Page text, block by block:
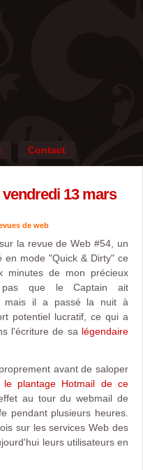
Contact
13 mars
de web
la revue de Web #54, un
en mode "Quick & Dirty" ce
minutes de mon précieux
pas que le Captain ait
mais il a passé la nuit à
potentiel lucratif, ce qui a
l'écriture de sa légendaire
avant de saloper
le plantage Hotmail de ce
au tour du webmail de
pendant plusieurs heures.
sur les services Web des
leurs utilisateurs en